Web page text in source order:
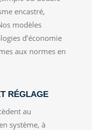
encastré,
modèles
d’économie
aux normes en
RÉGLAGE
au
système, à